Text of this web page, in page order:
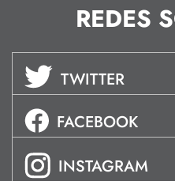
REDES
TWITTER
FACEBOOK
INSTAGRAM